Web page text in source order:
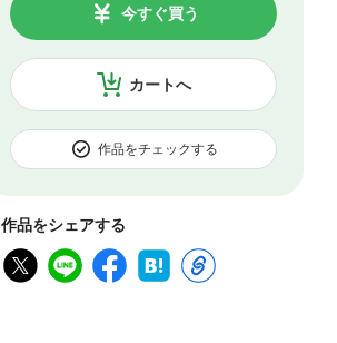
カートへ
今すぐ買う
作品をチェックする
作品をシェアする